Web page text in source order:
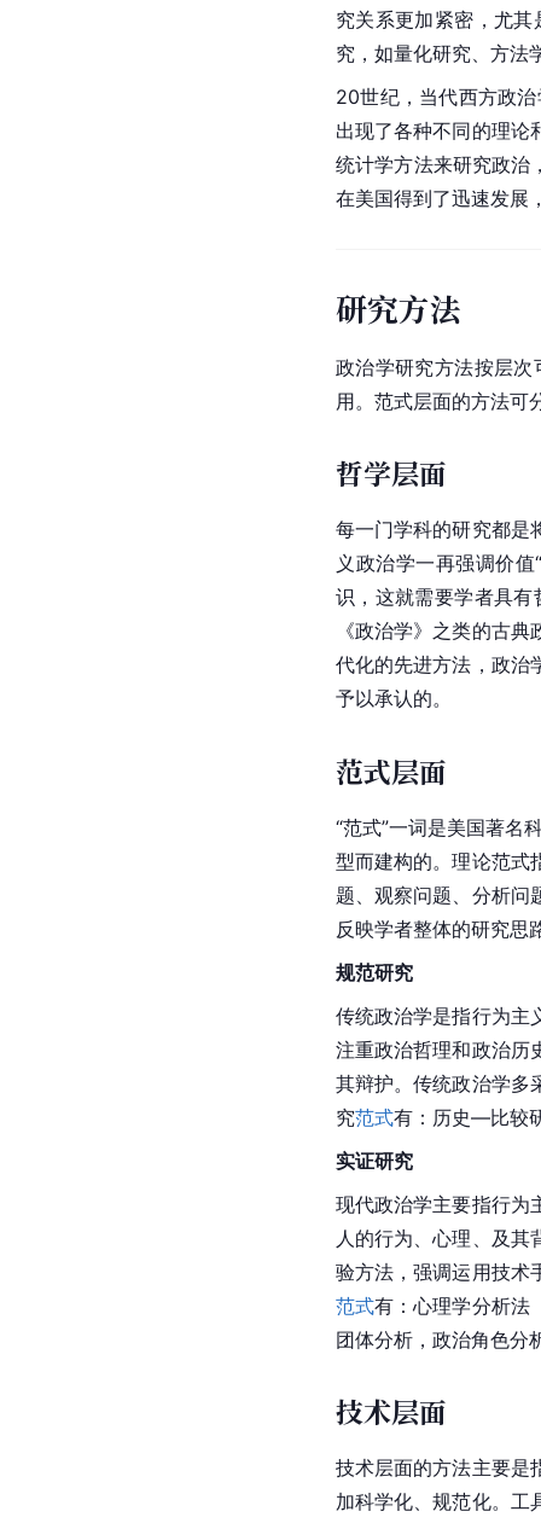
究关系更加紧密，尤其
究，如量化研究、方法
20世纪，当代西方政
出现了各种不同的理论
统计学方法来研究政治
在美国得到了迅速发展
研究方法
政治学研究方法按层
用。范式层面的方法可
哲学层面
每一门学科的研究都是
义政治学一再强调价
识，这就需要学者具
《政治学》之类的古
代化的先进方法，政治
予以承认的。
范式层面
“范式”一词是美国著名
型而建构的。理论范式
题、观察问题、分析问
反映学者整体的研究思
规范研究
传统政治学是指行为主
注重政治哲理和政治历
其辩护。传统政治学多
究范式有：历史—比较
实证研究
现代政治学主要指行为
人的行为、心理、及
验方法，强调运用技术
范式有：心理学分析法
团体分析，政治角色分
技术层面
技术层面的方法主要是
加科学化、规范化。工